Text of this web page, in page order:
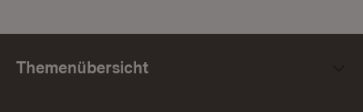
Themenübersicht